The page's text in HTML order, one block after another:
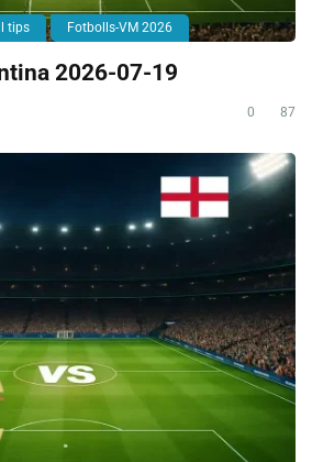
tips Fotbolls-VM 2026
2026-07-19
0 87